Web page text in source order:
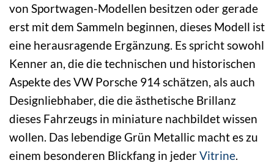
von Sportwagen-Modellen besitzen oder gerade
erst mit dem Sammeln beginnen, dieses Modell ist
eine herausragende Ergänzung. Es spricht sowohl
Kenner an, die die technischen und historischen
Aspekte des VW Porsche 914 schätzen, als auch
Designliebhaber, die die ästhetische Brillanz
dieses Fahrzeugs in miniature nachbildet wissen
wollen. Das lebendige Grün Metallic macht es zu
einem besonderen Blickfang in jederVitrine